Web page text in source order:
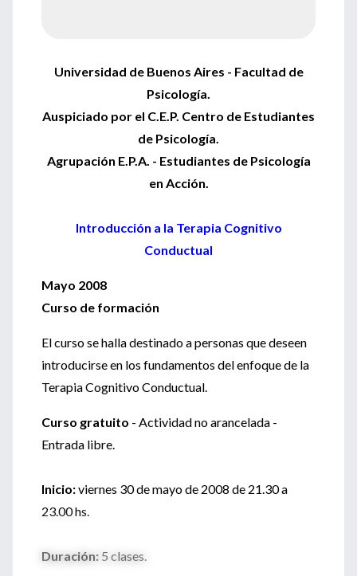
Universidad de Buenos Aires - Facultad de
Psicología.
Auspiciado por el C.E.P. Centro de Estudiantes
de Psicología.
Agrupación E.P.A. - Estudiantes de Psicología
en Acción.
Introducción a la Terapia Cognitivo
Conductual
Mayo 2008
Curso de formación
El curso se halla destinado a personas que deseen
introducirse en los fundamentos del enfoque de la
Terapia Cognitivo Conductual.
Curso gratuito - Actividad no arancelada -
Entrada libre.
Inicio:viernes 30 de mayo de 2008 de 21.30 a
23.00 hs.
Duración: 5 clases.